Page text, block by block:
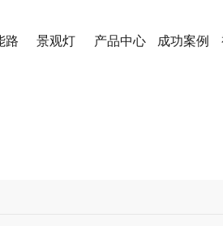
路 景观灯 产品中心 成功案例